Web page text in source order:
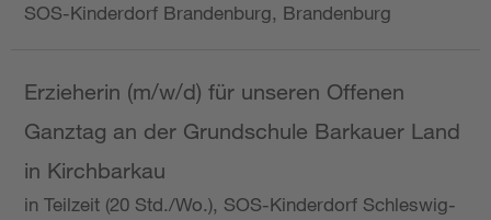
SOS-Kinderdorf Brandenburg, Brandenburg
Erzieherin (m/w/d) für unseren Offenen
Ganztag an der Grundschule Barkauer Land
in Kirchbarkau
in Teilzeit (20 Std./Wo.), SOS-Kinderdorf Schleswig-